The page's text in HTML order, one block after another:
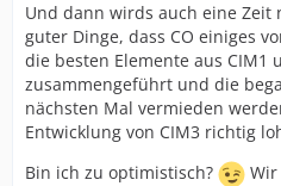
Und dann wirds auch eine Zeit
guter Dinge, dass CO einiges
die besten Elemente aus CIM1
zusammengeführt und die
nächsten Mal vermieden
Entwicklung von CIM3 richtig
Bin ich zu optimistisch?
Wir